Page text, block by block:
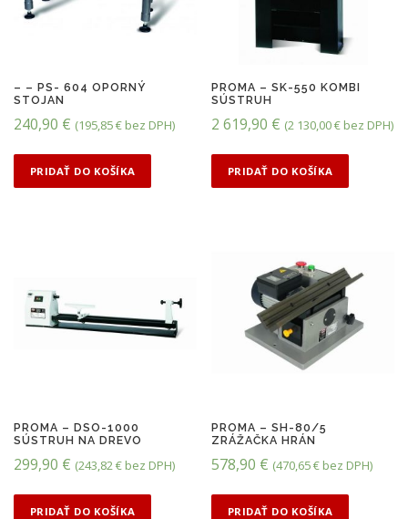
– – PS- 604 OPORNÝ
STOJAN
240,90 € (195,85€ bez DPH)
PRIDAŤ DO KOŠÍKA
PROMA – SK-550 KOMBI
SÚSTRUH
2 619,90 € (2 130,00€ bez DPH)
PRIDAŤ DO KOŠÍKA
PROMA – DSO-1000
SÚSTRUH NA DREVO
299,90 € (243,82€ bez DPH)
PRIDAŤ DO KOŠÍKA
PROMA – SH-80/5
ZRÁŽAČKA HRÁN
578,90 € (470,65€ bez DPH)
PRIDAŤ DO KOŠÍKA